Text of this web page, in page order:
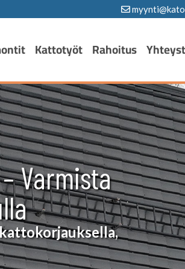
Kattotyöt Rahoitus
Varmista